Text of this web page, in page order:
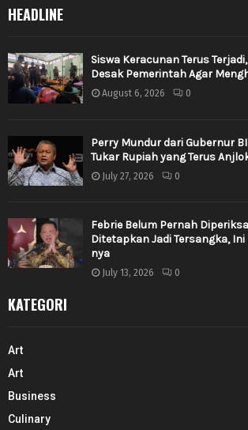
HEADLINE
Siswa Keracunan Terus
Desak Pemerintah Agar
August 6, 2026 0
Perry Mundur dari Gubernur
Tukar Rupiah yang Terus
July 27, 2026 0
Febrie Belum Pernah
Ditetapkan Jadi Tersangka, Ini
nya
July 13, 2026 0
KATEGORI
Art
Art
Business
Culinary